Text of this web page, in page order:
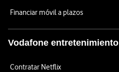
Financiar móvil a plazos
Vodafone entretenimiento
Contratar Netflix